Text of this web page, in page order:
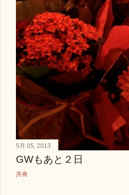
5月 05, 2013
GWもあと２日
共有